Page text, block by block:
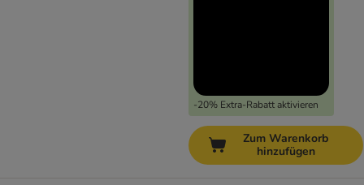
-20% Extra-Rabatt aktivieren
Zum Warenkorb
hinzufügen